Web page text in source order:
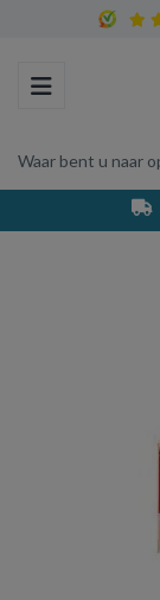
Toggle
Waar bent u naar